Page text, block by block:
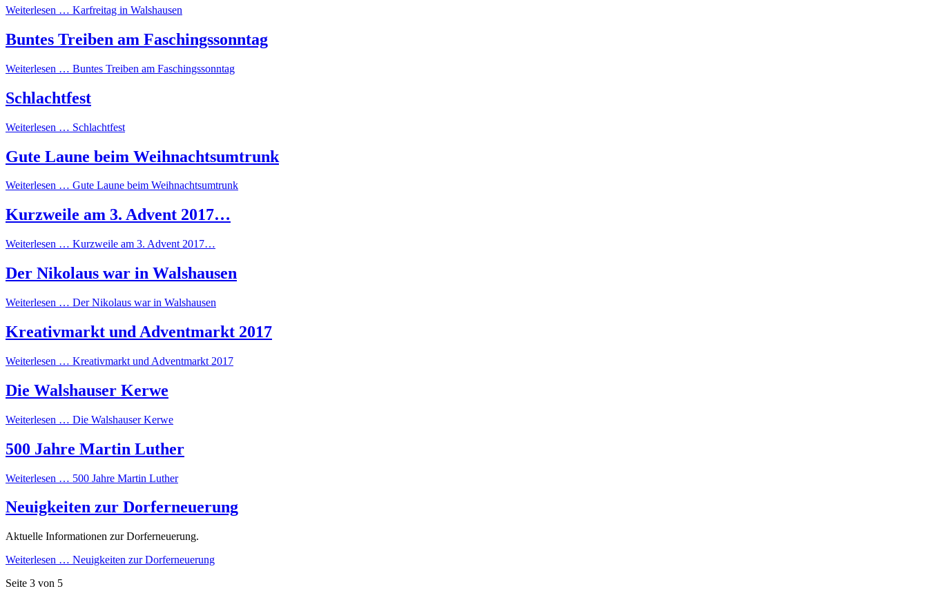
Weiterlesen … Karfreitag in Walshausen
Buntes Treiben am Faschingssonntag
Weiterlesen … Buntes Treiben am Faschingssonntag
Schlachtfest
Weiterlesen … Schlachtfest
Gute Laune beim Weihnachtsumtrunk
Weiterlesen … Gute Laune beim Weihnachtsumtrunk
Kurzweile am 3. Advent 2017…
Weiterlesen … Kurzweile am 3. Advent 2017…
Der Nikolaus war in Walshausen
Weiterlesen … Der Nikolaus war in Walshausen
Kreativmarkt und Adventmarkt 2017
Weiterlesen … Kreativmarkt und Adventmarkt 2017
Die Walshauser Kerwe
Weiterlesen … Die Walshauser Kerwe
500 Jahre Martin Luther
Weiterlesen … 500 Jahre Martin Luther
Neuigkeiten zur Dorferneuerung
Aktuelle Informationen zur Dorferneuerung.
Weiterlesen … Neuigkeiten zur Dorferneuerung
Seite 3 von 5